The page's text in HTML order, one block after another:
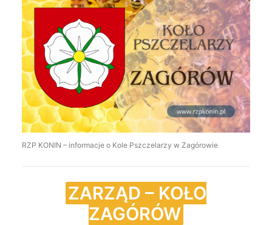
RZP KONIN – informacje o Kole Pszczelarzy w Zagórowie
ZARZĄD – KOŁO
ZAGÓRÓW